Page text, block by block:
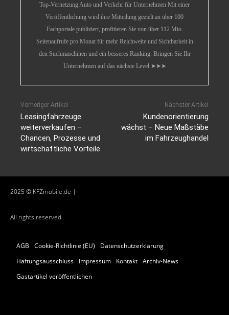
Top-Vernetzung Auto und Verkehr für Unternehmen Mit einer
Veröffentlichung wird ihre Mitteilung gezielt an über 100
Fachportale publiziert, profitieren Sie von über 112 Mio.
Seitenaufrufe pro Monat für mehr Reichweite und Sichtbarkeit in
den Suchmaschinen und ein besseres Ranking. Bringen Sie Ihr
Unternehmen auf das nächste Level ➤➤➤
Vorheriger Artikel
Leasingfahrzeuge
weiterverkaufen –
Chancen, Prozesse und
wirtschaftliche Vorteile
Nächster Artikel
Kundenorientierung
wächst – Neue Maßstäbe
im Fahrzeughandel
2025 © KFZmobile.de |
All rights reserved
AGB Cookie-Richtlinie (EU)
Datenschutzerklärung
Haftungsausschluss
Impressum Kontakt Archiv-News
Gastartikel veröffentlichen